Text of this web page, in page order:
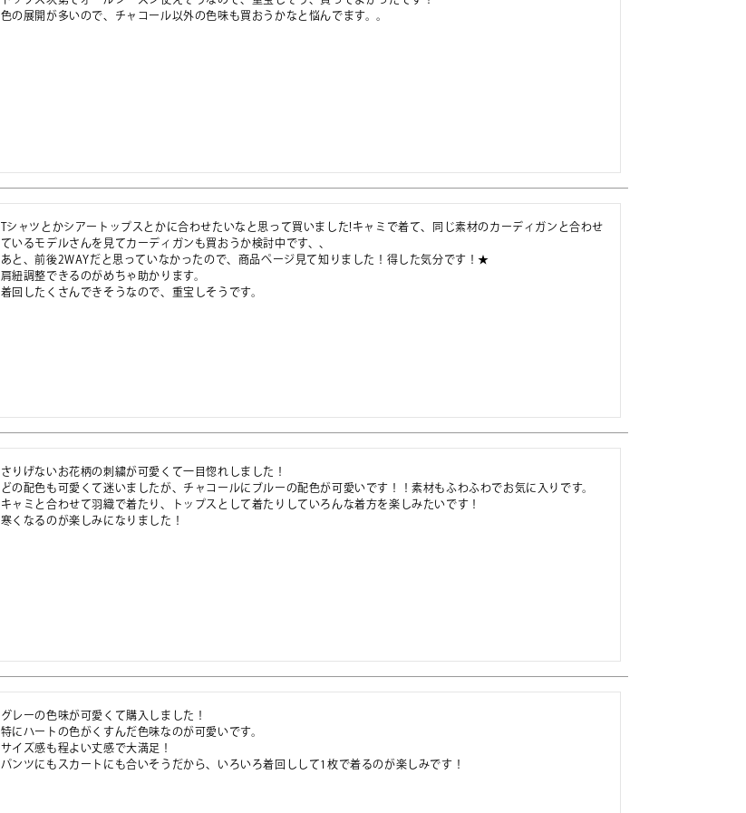
色の展開が多いので、チャコール以外の色味も買おうかなと悩んでます。。
Tシャツとかシアートップスとかに合わせたいなと思って買いました!キャミで着て、同じ素材のカーディガンと合わせ
ているモデルさんを見てカーディガンも買おうか検討中です、、
あと、前後2WAYだと思っていなかったので、商品ページ見て知りました！得した気分です！★
肩紐調整できるのがめちゃ助かります。
着回したくさんできそうなので、重宝しそうです。
さりげないお花柄の刺繍が可愛くて一目惚れしました！
どの配色も可愛くて迷いましたが、チャコールにブルーの配色が可愛いです！！素材もふわふわでお気に入りです。
キャミと合わせて羽織で着たり、トップスとして着たりしていろんな着方を楽しみたいです！
寒くなるのが楽しみになりました！
グレーの色味が可愛くて購入しました！
特にハートの色がくすんだ色味なのが可愛いです。
サイズ感も程よい丈感で大満足！
パンツにもスカートにも合いそうだから、いろいろ着回しして1枚で着るのが楽しみです！